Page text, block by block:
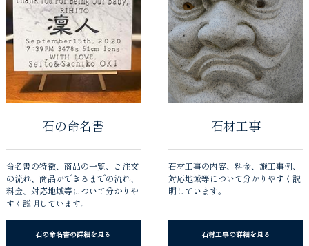
石の命名書
命名書の特徴、商品の一覧、ご注文
の流れ、商品ができるまでの流れ、
料金、対応地域等について分かりや
すく説明しています。
石の命名書の詳細を見る
石材工事
石材工事の内容、料金、施工事例、
対応地域等について分かりやすく説
明しています。
石材工事の詳細を見る